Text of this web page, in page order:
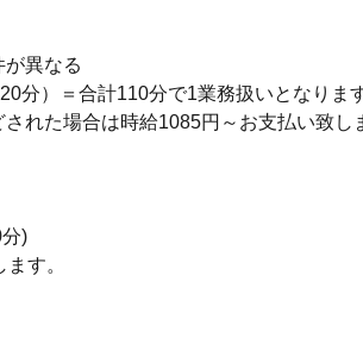
異なる
分）＝合計110分で1業務扱いとなります
れた場合は時給1085円～お支払い致し
)
す。